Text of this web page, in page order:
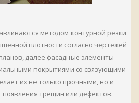
методом контурной резки
плотности согласно чертежей
далее фасадные элементы
покрытиями со связующими
их не только прочными, но и
трещин или дефектов.